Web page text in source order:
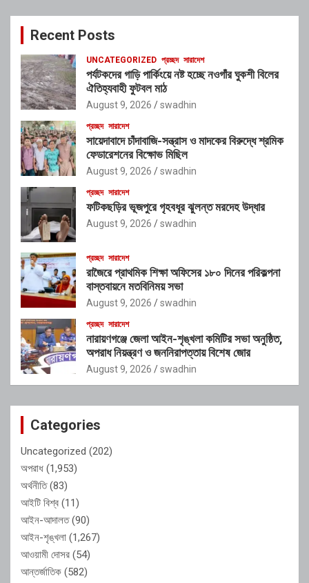
c
Recent Posts
UNCATEGORIZED প্রচ্ছদ সারাদেশ
পর্যটকদের গাড়ি পার্কিংয়ে নষ্ট হচ্ছে নওগাঁর ঘুকশী বিলের
ঐতিহ্যবাহী ফুটবল মাঠ
August 9, 2026 swadhin
প্রচ্ছদ সারাদেশ
সায়েদাবাদে চাঁদাবাজি-সন্ত্রাস ও মাদকের বিরুদ্ধে শ্রমিক
ফেডারেশনের বিক্ষোভ মিছিল
August 9, 2026 swadhin
প্রচ্ছদ সারাদেশ
ফটিকছড়ির ভূজপুরে গৃহবধূর ঝুলন্ত মরদেহ উদ্ধার
August 9, 2026 swadhin
প্রচ্ছদ সারাদেশ
রাজৈরে প্রাথমিক শিক্ষা অফিসের ১৮০ দিনের পরিকল্পনা
বাস্তবায়নে মতবিনিময় সভা
August 9, 2026 swadhin
প্রচ্ছদ সারাদেশ
নারায়ণগঞ্জে জেলা আইন-শৃঙ্খলা কমিটির সভা অনুষ্ঠিত,
অপরাধ নিয়ন্ত্রণ ও জননিরাপত্তায় বিশেষ জোর
August 9, 2026 swadhin
Categories
Uncategorized (202)
অপরাধ (1,953)
অর্থনীতি(83)
আইটি বিশ্ব (11)
আইন-আদালত(90)
আইন-শৃঙ্খলা (1,267)
আওয়ামী দোসর (54)
আন্তর্জাতিক (582)